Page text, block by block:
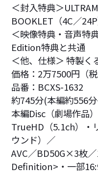
＜封入特典＞
BOOKLET（4C／24P
＜映像特典・音声特
Edition特典と共通
＜他、仕様＞ 特製く
価格：2万7500円（税
品番：BCXS-1632
約745分(本編約556分
本編Disc（劇場作品
TrueHD（5.1ch）・
ウンド）／
AVC／BD50G×3枚
Definition>・一部